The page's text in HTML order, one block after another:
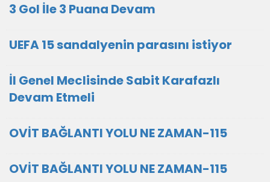
3 Gol İle 3 Puana Devam
UEFA 15 sandalyenin parasını istiyor
İl Genel Meclisinde Sabit Karafazlı
Devam Etmeli
OVİT BAĞLANTI YOLU NE ZAMAN-115
OVİT BAĞLANTI YOLU NE ZAMAN-115